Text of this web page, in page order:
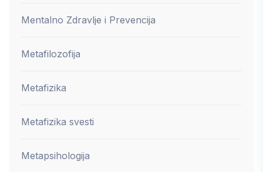
Mentalno Zdravlje i Prevencija
Metafilozofija
Metafizika
Metafizika svesti
Metapsihologija